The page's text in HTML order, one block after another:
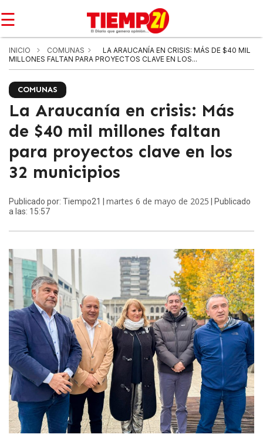
☰
INICIO COMUNAS
LA ARAUCANÍA EN CRISIS: MÁS DE $40 MIL
MILLONES FALTAN PARA PROYECTOS CLAVE EN LOS...
COMUNAS
La Araucanía en crisis: Más
de $40 mil millones faltan
para proyectos clave en los
32 municipios
Publicado por: Tiempo21 | martes 6 de mayo de 2025 | Publicado
a las: 15:57